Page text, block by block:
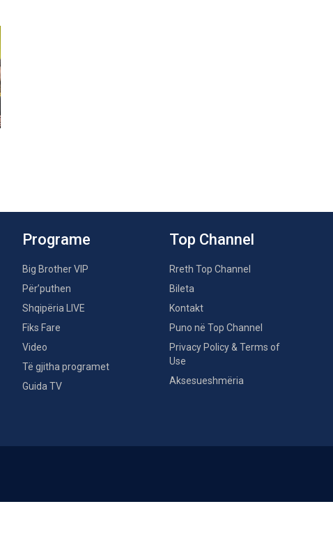
Programe
Big Brother VIP
Për’puthen
Shqipëria LIVE
Fiks Fare
Video
Të gjitha programet
Guida TV
Top Channel
Rreth Top Channel
Bileta
Kontakt
Puno në Top Channel
Privacy Policy & Terms of
Use
Aksesueshmëria